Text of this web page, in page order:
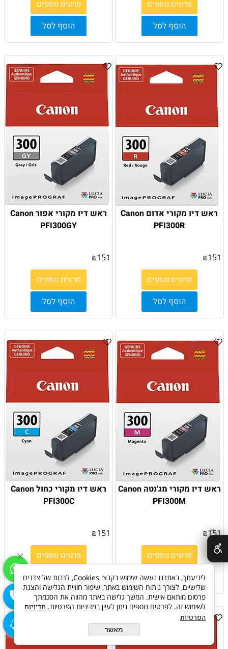
פרטים נוספים
הוסף לסל
פרטים נוספים
הוסף לסל
ראש דיו מקורי אדום Canon
PFI300R
₪151
פרטים נוספים
הוסף לסל
ראש דיו מקורי אפור Canon
PFI300GY
₪151
פרטים נוספים
הוסף לסל
ראש דיו מקורי מג'נטה Canon
PFI300M
₪151
פרטים נוספים
הוסף לסל
ראש דיו מקורי כחול Canon
PFI300C
₪151
פרטים נוספים
הוסף לסל
✕
לידיעתך, באתרנו נעשה שימוש בקבצי Cookies, לרבות של צדדים
שלישיים, לצורך ניתוח השימוש באתר, שיפור חוויית הגלישה והצגת
פרסום מותאם אישית. המשך גלישה באתר מהווה את הסכמתך
לשימוש זה. לפרטים נוספים ניתן לעיין במדיניות הפרטיות. מדיניות
הפרטיות
מאשר